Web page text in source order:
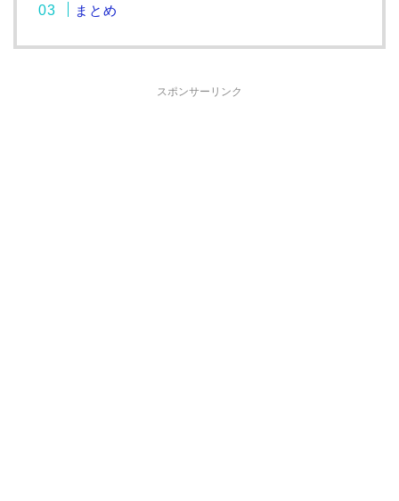
まとめ
スポンサーリンク